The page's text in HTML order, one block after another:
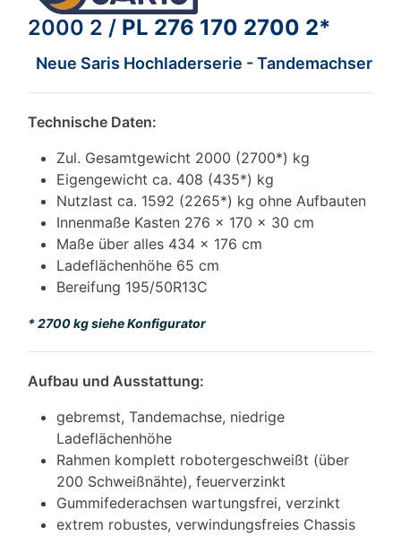
2000 2 / PL 276 170 2700 2*
Neue Saris Hochladerserie - Tandemachser
Technische Daten:
Zul. Gesamtgewicht 2000 (2700*) kg
Eigengewicht ca. 408 (435*) kg
Nutzlast ca. 1592 (2265*) kg ohne Aufbauten
Innenmaße Kasten 276 x 170 x 30 cm
Maße über alles 434 x 176 cm
Ladeflächenhöhe 65 cm
Bereifung 195/50R13C
* 2700 kg siehe Konfigurator
Aufbau und Ausstattung:
gebremst, Tandemachse, niedrige
Ladeflächenhöhe
Rahmen komplett robotergeschweißt (über
200 Schweißnähte), feuerverzinkt
Gummifederachsen wartungsfrei, verzinkt
extrem robustes, verwindungsfreies Chassis